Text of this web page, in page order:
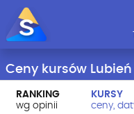
Ceny kursów Lubień
RANKING
wg opinii
KURSY
ceny,